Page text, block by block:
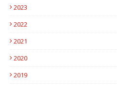
2023
2022
2021
2020
2019